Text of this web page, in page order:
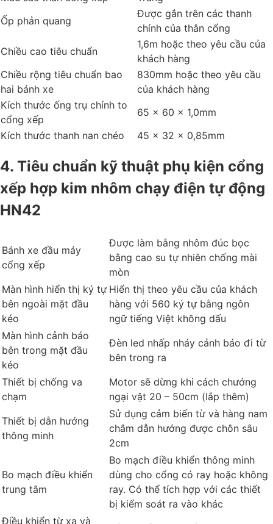
Ốp phản quang
Được gắn trên các thanh
chính của thân cổng
Chiều cao tiêu chuẩn
1,6m hoặc theo yêu cầu của
khách hàng
Chiều rộng tiêu chuẩn bao
hai bánh xe
830mm hoặc theo yêu cầu
của khách hàng
Kích thước ống trụ chính to
cổng xếp
65 x 60 x 1,0mm
Kích thước thanh nan chéo
45 x 32 x 0,85mm
4. Tiêu chuẩn kỹ thuật phụ kiện cổng
xếp hợp kim nhôm chạy điện tự động
HN42
Bánh xe đầu máy
cổng xếp
Được làm bằng nhôm đúc bọc
bằng cao su tự nhiên chống mài
mòn
Màn hình hiển thị ký tự
bên ngoài mặt đầu
kéo
Hiển thị theo yêu cầu của khách
hàng với 560 ký tự bằng ngôn
ngữ tiếng Việt không dấu
Màn hình cảnh báo
bên trong mặt đầu
kéo
Đèn led nhấp nháy cảnh báo đi từ
bên trong ra
Thiết bị chống va
chạm
Motor sẽ dừng khi cách chướng
ngại vật 20 – 50cm (lắp thêm)
Thiết bị dẫn hướng
thông minh
Sử dụng cảm biến từ và hàng nam
châm dẫn hướng được chôn sâu
2cm
Bo mạch điều khiển
trung tâm
Bo mạch điều khiển thông minh
dùng cho cổng có ray hoặc không
ray. Có thể tích hợp với các thiết
bị kiểm soát ra vào khác
Điều khiển từ xa và